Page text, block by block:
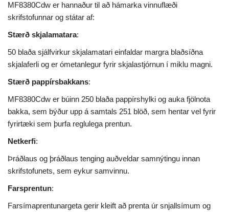
MF8380Cdw er hannaður til að hámarka vinnuflæði
skrifstofunnar og státar af:
Stærð skjalamatara:
50 blaða sjálfvirkur skjalamatari einfaldar margra blaðsíðna
skjalaferli og er ómetanlegur fyrir skjalastjórnun í miklu magni.
Stærð pappírsbakkans:
MF8380Cdw er búinn 250 blaða pappírshylki og auka fjölnota
bakka, sem býður upp á samtals 251 blöð, sem hentar vel fyrir
fyrirtæki sem þurfa reglulega prentun.
Netkerfi:
Þráðlaus og þráðlaus tenging auðveldar samnýtingu innan
skrifstofunets, sem eykur samvinnu.
Farsprentun:
Farsímaprentunargeta gerir kleift að prenta úr snjallsímum og